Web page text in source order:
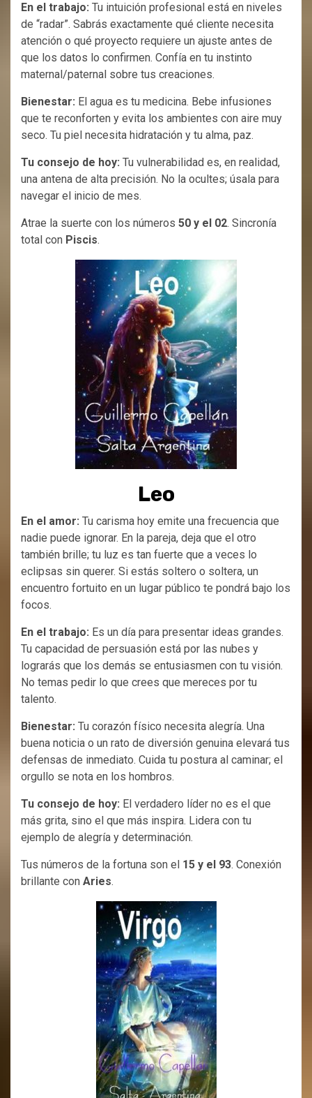
En el trabajo: Tu intuición profesional está en niveles
de “radar”. Sabrás exactamente qué cliente necesita
atención o qué proyecto requiere un ajuste antes de
que los datos lo confirmen. Confía en tu instinto
maternal/paternal sobre tus creaciones.
Bienestar: El agua es tu medicina. Bebe infusiones
que te reconforten y evita los ambientes con aire muy
seco. Tu piel necesita hidratación y tu alma, paz.
Tu consejo de hoy: Tu vulnerabilidad es, en realidad,
una antena de alta precisión. No la ocultes; úsala para
navegar el inicio de mes.
Atrae la suerte con los números 50 y el 02. Sincronía
total con Piscis.
Leo
En el amor: Tu carisma hoy emite una frecuencia que
nadie puede ignorar. En la pareja, deja que el otro
también brille; tu luz es tan fuerte que a veces lo
eclipsas sin querer. Si estás soltero o soltera, un
encuentro fortuito en un lugar público te pondrá bajo los
focos.
En el trabajo: Es un día para presentar ideas grandes.
Tu capacidad de persuasión está por las nubes y
lograrás que los demás se entusiasmen con tu visión.
No temas pedir lo que crees que mereces por tu
talento.
Bienestar: Tu corazón físico necesita alegría. Una
buena noticia o un rato de diversión genuina elevará tus
defensas de inmediato. Cuida tu postura al caminar; el
orgullo se nota en los hombros.
Tu consejo de hoy: El verdadero líder no es el que
más grita, sino el que más inspira. Lidera con tu
ejemplo de alegría y determinación.
Tus números de la fortuna son el 15 y el 93. Conexión
brillante con Aries.